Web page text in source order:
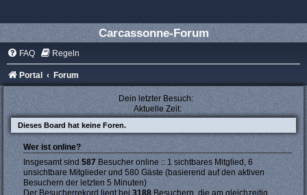
Carcassonne-Forum
FAQ Regeln
Portal Forum
Dein letzter Besuch:
Aktuelle Zeit:
Dieses Board hat keine Foren.
Wer ist online?
Insgesamt sind587Besucher online :: 1 sichtbares Mitglied, 6
unsichtbare Mitglieder und 580 Gäste (basierend auf den aktiven
Besuchern der letzten 5 Minuten)
Der Besucherrekord liegt bei3188Besuchern, die am gleichzeitig